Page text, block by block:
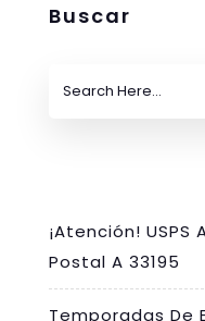
Buscar
¡Atención!
Postal A 33195
Temporadas De